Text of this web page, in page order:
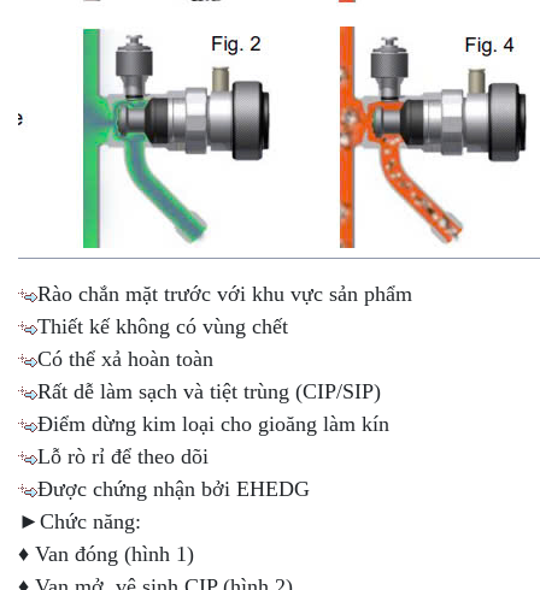
Rào chắn mặt trước với khu vực sản phẩm
Thiết kế không có vùng chết
Có thể xả hoàn toàn
Rất dễ làm sạch và tiệt trùng (CIP/SIP)
Điểm dừng kim loại cho gioăng làm kín
Lỗ rò rỉ để theo dõi
Được chứng nhận bởi EHEDG
►Chức năng:
♦ Van đóng (hình 1)